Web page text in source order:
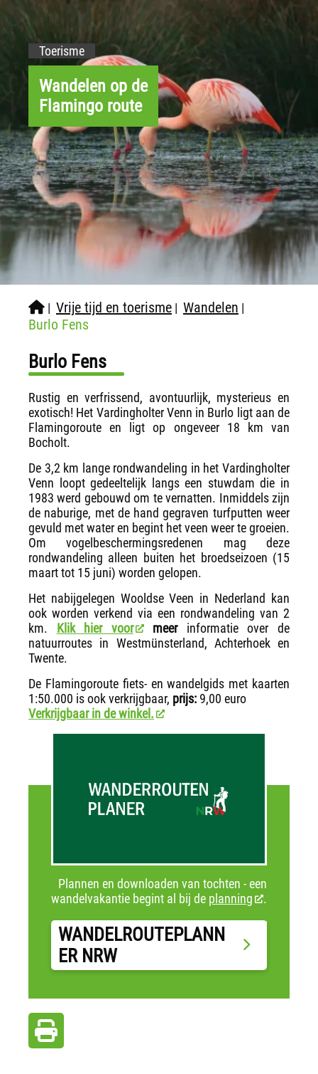
Toerisme
Wandelen op de
Flamingo route
| Vrije tijd en toerisme | Wandelen |
Burlo Fens
Burlo Fens
Rustig en verfrissend, avontuurlijk, mysterieus en
exotisch! Het Vardingholter Venn in Burlo ligt aan de
Flamingoroute en ligt op ongeveer 18 km van
Bocholt.
De 3,2 km lange rondwandeling in het Vardingholter
Venn loopt gedeeltelijk langs een stuwdam die in
1983 werd gebouwd om te vernatten. Inmiddels zijn
de naburige, met de hand gegraven turfputten weer
gevuld met water en begint het veen weer te groeien.
Om vogelbeschermingsredenen mag deze
rondwandeling alleen buiten het broedseizoen (15
maart tot 15 juni) worden gelopen.
Het nabijgelegen Wooldse Veen in Nederland kan
ook worden verkend via een rondwandeling van 2
km. Klik hier voor meer informatie over de
natuurroutes in Westmünsterland, Achterhoek en
Twente.
De Flamingoroute fiets- en wandelgids met kaarten
1:50.000 is ook verkrijgbaar, prijs: 9,00 euro
Verkrijgbaar in de winkel.
Plannen en downloaden van tochten - een
wandelvakantie begint al bij de planning .
WANDELROUTEPLANN
ER NRW